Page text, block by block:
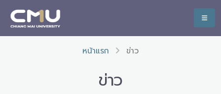
หน้าแรก ข่าว
ข่าว